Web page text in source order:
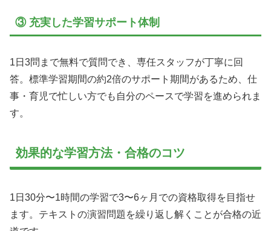
③ 充実した学習サポート体制
1日3問まで無料で質問でき、専任スタッフが丁寧に回
答。標準学習期間の約2倍のサポート期間があるため、仕
事・育児で忙しい方でも自分のペースで学習を進められま
す。
効果的な学習方法・合格のコツ
1日30分〜1時間の学習で3〜6ヶ月での資格取得を目指せ
ます。テキストの演習問題を繰り返し解くことが合格の近